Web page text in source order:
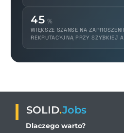
45 %
WIĘKSZE SZANSE NA
REKRUTACYJNĄ PRZY SZYBKIEJ
SOLID.Jobs
Dlaczego warto?